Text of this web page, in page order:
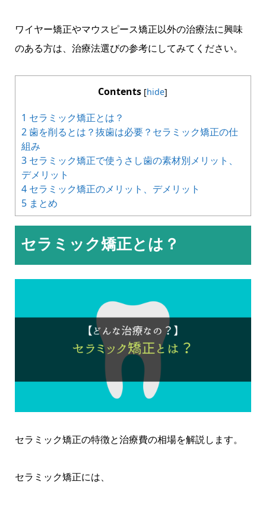
ワイヤー矯正やマウスピース矯正以外の治療法に興味
のある方は、治療法選びの参考にしてみてください。
Contents [hide]
1 セラミック矯正とは？
2歯を削るとは？抜歯は必要？セラミック矯正の仕
組み
3セラミック矯正で使うさし歯の素材別メリット、
デメリット
4セラミック矯正のメリット、デメリット
5まとめ
セラミック矯正とは？
セラミック矯正の特徴と治療費の相場を解説します。
セラミック矯正には、